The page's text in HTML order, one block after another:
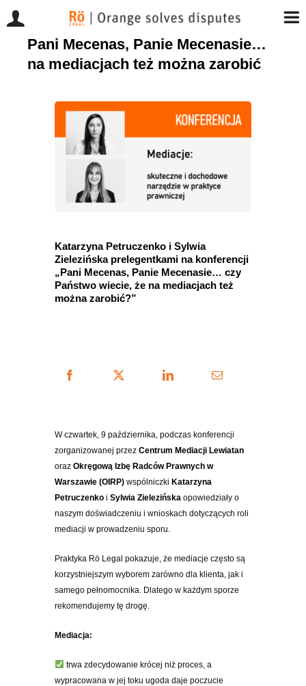
Pani Mecenas, Panie Mecenasie…
na mediacjach też można zarobić
Katarzyna Petruczenko i Sylwia
Zielezińska prelegentkami na konferencji
„Pani Mecenas, Panie Mecenasie… czy
Państwo wiecie, że na mediacjach też
można zarobić?”
W czwartek, 9 października, podczas konferencji
zorganizowanej przez Centrum Mediacji Lewiatan
oraz Okręgową Izbę Radców Prawnych w
Warszawie (OIRP) wspólniczki Katarzyna
Petruczenkoi Sylwia Zielezińska opowiedziały o
naszym doświadczeniu i wnioskach dotyczących roli
mediacji w prowadzeniu sporu.
Praktyka Rö Legal pokazuje, że mediacje często są
korzystniejszym wyborem zarówno dla klienta, jak i
samego pełnomocnika. Dlatego w każdym sporze
rekomendujemy tę drogę.
Mediacja:
trwa zdecydowanie krócej niż proces, a
wypracowana w jej toku ugoda daje poczucie